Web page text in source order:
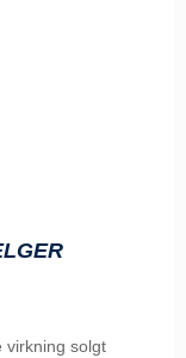
virkning solgt